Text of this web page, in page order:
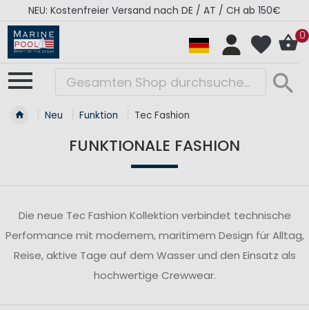
NEU: Kostenfreier Versand nach DE / AT / CH ab 150€
0
Neu Funktion Tec Fashion
FUNKTIONALE FASHION
Die neue Tec Fashion Kollektion verbindet technische
Performance mit modernem, maritimem Design für Alltag,
Reise, aktive Tage auf dem Wasser und den Einsatz als
hochwertige Crewwear.